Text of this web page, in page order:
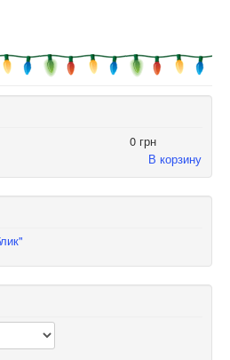
0 грн
В корзину